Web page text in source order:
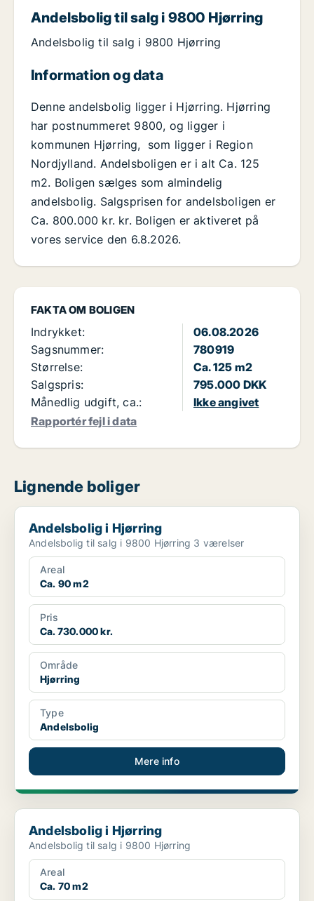
FAKTA OM BOLIGEN
Indrykket:
06.08.2026
Sagsnummer:
780919
Størrelse:
Ca. 125 m2
Salgspris:
795.000 DKK
Månedlig udgift, ca.:
Ikke angivet
Rapportér fejl i data
Andelsbolig til salg i 9800 Hjørring
Andelsbolig til salg i 9800 Hjørring
Information og data
Denne andelsbolig ligger i Hjørring. Hjørring
har postnummeret 9800, og ligger i
kommunen Hjørring, som ligger i Region
Nordjylland. Andelsboligen er i alt Ca. 125
m2. Boligen sælges som almindelig
andelsbolig. Salgsprisen for andelsboligen er
Ca. 800.000 kr. kr. Boligen er aktiveret på
vores service den 6.8.2026.
Lignende boliger
Andelsbolig i Hjørring
Andelsbolig i Hjørring
Andelsbolig til salg i 9800 Hjørring 3 værelser
Areal
Ca. 90 m2
Pris
Ca. 730.000 kr.
Område
Hjørring
Type
Andelsbolig
Mere info
Andelsbolig i Hjørring
Andelsbolig i Hjørring
Andelsbolig til salg i 9800 Hjørring
Areal
Ca. 70 m2